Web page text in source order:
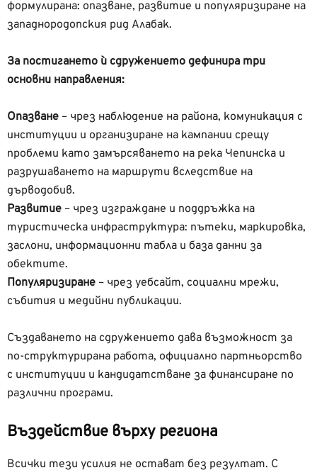
формулирана: опазване, развитие и популяризиране на
западнородопския рид Алабак.
За постигането ѝ сдружението дефинира три
основни направления:
Опазване – чрез наблюдение на района, комуникация с
институции и организиране на кампании срещу
проблеми като замърсяването на река Чепинска и
разрушаването на маршрути вследствие на
дърводобив.
Развитие – чрез изграждане и поддръжка на
туристическа инфраструктура: пътеки, маркировка,
заслони, информационни табла и база данни за
обектите.
Популяризиране – чрез уебсайт, социални мрежи,
събития и медийни публикации.
Създаването на сдружението дава възможност за
по-структурирана работа, официално партньорство
с институции и кандидатстване за финансиране по
различни програми.
Въздействие върху региона
Всички тези усилия не остават без резултат. С